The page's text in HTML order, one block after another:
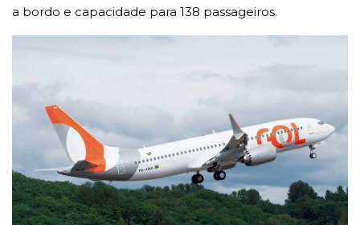
a bordo e capacidade para 138 passageiros.